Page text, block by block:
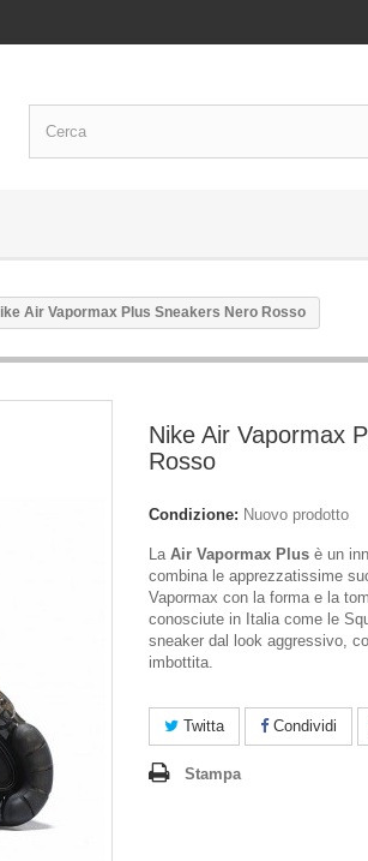
Air Vapormax Plus Sneakers Nero Rosso
Nike Air Vapormax
Rosso
Condizione: Nuovo prodotto
La Air Vapormax Plus è un
combina le apprezzatissime
Vapormax con la forma e la
conosciute in Italia come le
sneaker dal look aggressivo,
imbottita.
Twitta Condividi
Stampa